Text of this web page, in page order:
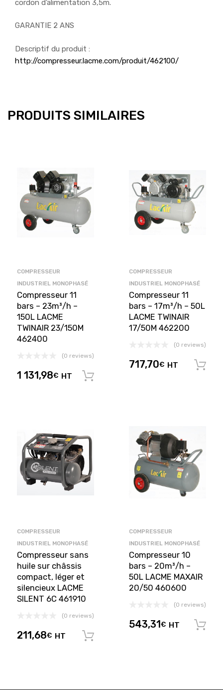
cordon d’alimentation 3,5m.
GARANTIE 2 ANS
Descriptif du produit :
http://compresseur.lacme.com/produit/462100/
PRODUITS SIMILAIRES
COMPRESSEUR
INDUSTRIEL MONOPHASÉ
Compresseur 11
bars – 23m³/h –
150L LACME
TWINAIR 23/150M
462400
(0 reviews)
1 131,98€ HT
COMPRESSEUR
INDUSTRIEL MONOPHASÉ
Compresseur 11
bars – 17m³/h – 50L
LACME TWINAIR
17/50M 462200
(0 reviews)
717,70€ HT
COMPRESSEUR
INDUSTRIEL MONOPHASÉ
Compresseur sans
huile sur châssis
compact, léger et
silencieux LACME
SILENT 6C 461910
(0 reviews)
211,68€ HT
COMPRESSEUR
INDUSTRIEL MONOPHASÉ
Compresseur 10
bars – 20m³/h –
50L LACME MAXAIR
20/50 460600
(0 reviews)
543,31 € HT